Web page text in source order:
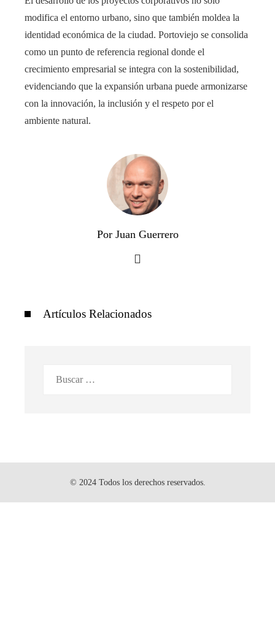
modifica el entorno urbano, sino que también moldea la
identidad económica de la ciudad. Portoviejo se consolida
como un punto de referencia regional donde el
crecimiento empresarial se integra con la sostenibilidad,
evidenciando que la expansión urbana puede armonizarse
con la innovación, la inclusión y el respeto por el
ambiente natural.
Por Juan Guerrero
Artículos Relacionados
© 2024 Todos los derechos reservados.